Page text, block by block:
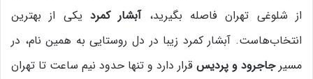
از شلوغی تهران فاصله بگیرید،آبشار کمرد یکی از بهترین
انتخاب‌هاست. آبشار کمرد زیبا در دل روستایی به همین نام، در
مسیرجاجرود و پردیس قرار دارد و تنها حدود نیم ساعت تا تهران